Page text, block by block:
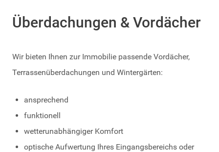
Überdachungen & Vordächer
Wir bieten Ihnen zur Immobilie passende Vordächer,
Terrassenüberdachungen und Wintergärten:
ansprechend
funktionell
wetterunabhängiger Komfort
optische Aufwertung Ihres Eingangsbereichs oder